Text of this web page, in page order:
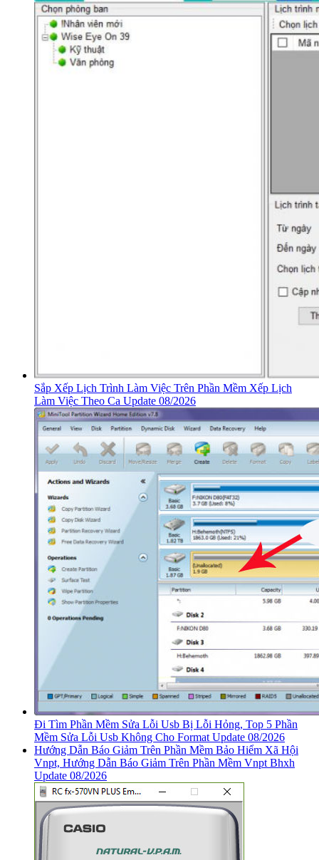
Sắp Xếp Lịch Trình Làm Việc Trên Phần Mềm Xếp Lịch
Làm Việc Theo Ca Update 08/2026
Đi Tìm Phần Mềm Sửa Lỗi Usb Bị Lỗi Hỏng, Top 5 Phần
Mềm Sửa Lỗi Usb Không Cho Format Update 08/2026
Hướng Dẫn Báo Giảm Trên Phần Mềm Bảo Hiểm Xã Hội
Vnpt, Hướng Dẫn Báo Giảm Trên Phần Mềm Vnpt Bhxh
Update 08/2026